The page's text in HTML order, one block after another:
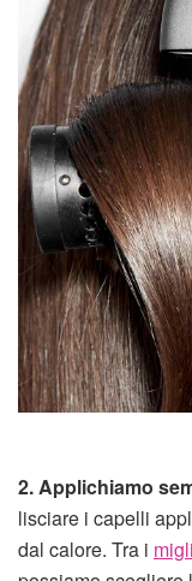
2. Applichiamo
lisciare i capelli
dal calore. Tra i